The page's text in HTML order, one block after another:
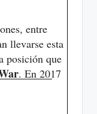
entre
llevarse esta
posición que
. En 2017